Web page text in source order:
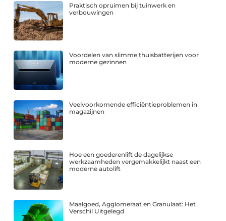
Praktisch opruimen bij tuinwerk en
verbouwingen
Voordelen van slimme thuisbatterijen voor
moderne gezinnen
Veelvoorkomende efficiëntieproblemen in
magazijnen
Hoe een goederenlift de dagelijkse
werkzaamheden vergemakkelijkt naast een
moderne autolift
Maalgoed, Agglomeraat en Granulaat: Het
Verschil Uitgelegd